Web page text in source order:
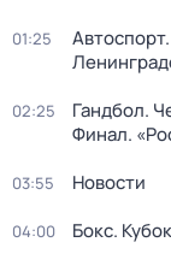
01:25
02:25
Гандбол.
Финал.
03:55 Новости
04:00 Бокс.